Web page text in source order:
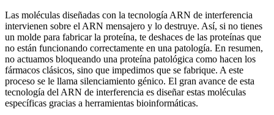
Las moléculas diseñadas con la tecnología ARN de interferencia
intervienen sobre el ARN mensajero y lo destruye. Así, si no tienes
un molde para fabricar la proteína, te deshaces de las proteínas que
no están funcionando correctamente en una patología. En resumen,
no actuamos bloqueando una proteína patológica como hacen los
fármacos clásicos, sino que impedimos que se fabrique. A este
proceso se le llama silenciamiento génico. El gran avance de esta
tecnología del ARN de interferencia es diseñar estas moléculas
específicas gracias a herramientas bioinformáticas.